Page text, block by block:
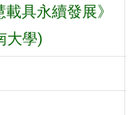
具永續發展》
大學)